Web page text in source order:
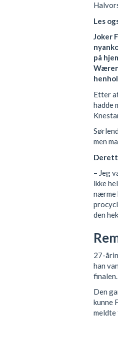
Les
Joker
på
Etter
hadde
men
– Jeg
ikke
nærme
den
27-
han
finalen.
Den
kunne